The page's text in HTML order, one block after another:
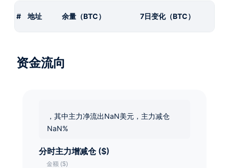
# 地址 余量（BTC） 7日变化（BTC）
资金流向
，其中主力净流出NaN美元，主力减仓
NaN%
分时主力增减仓 ($)